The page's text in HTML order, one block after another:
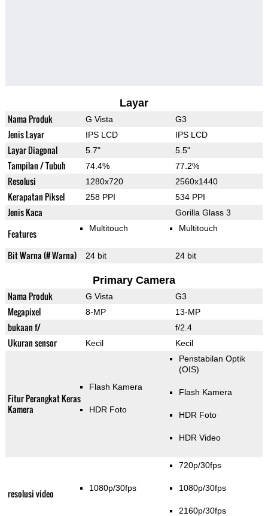
Layar
Nama Produk G Vista G3
Jenis Layar IPS LCD IPS LCD
Layar Diagonal 5.7" 5.5"
Tampilan / Tubuh 74.4% 77.2%
Resolusi 1280x720 2560x1440
Kerapatan Piksel 258 PPI 534 PPI
Jenis Kaca Gorilla Glass 3
Features Multitouch Multitouch
Bit Warna (# Warna) 24 bit 24 bit
Primary Camera
Nama Produk G Vista G3
Megapixel 8-MP 13-MP
bukaan f/ f/2.4
Ukuran sensor Kecil Kecil
Fitur Perangkat Keras
Kamera
Flash Kamera
HDR Foto
Penstabilan Optik
(OIS)
Flash Kamera
HDR Foto
HDR Video
resolusi video 1080p/30fps
720p/30fps
1080p/30fps
2160p/30fps